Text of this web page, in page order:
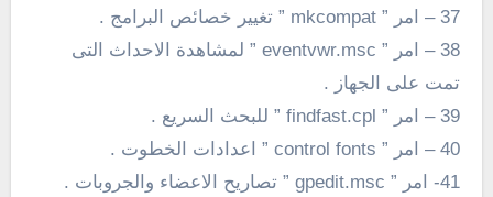
37 – امر ” mkcompat ” تغيير خصائص البرامج .
38 – امر ” eventvwr.msc ” لمشاهدة الاحداث التى
تمت على الجهاز .
39 – امر ” findfast.cpl ” للبحث السريع .
40 – امر ” control fonts ” اعدادات الخطوت .
41- امر ” gpedit.msc ” تصاريح الاعضاء والجروبات .